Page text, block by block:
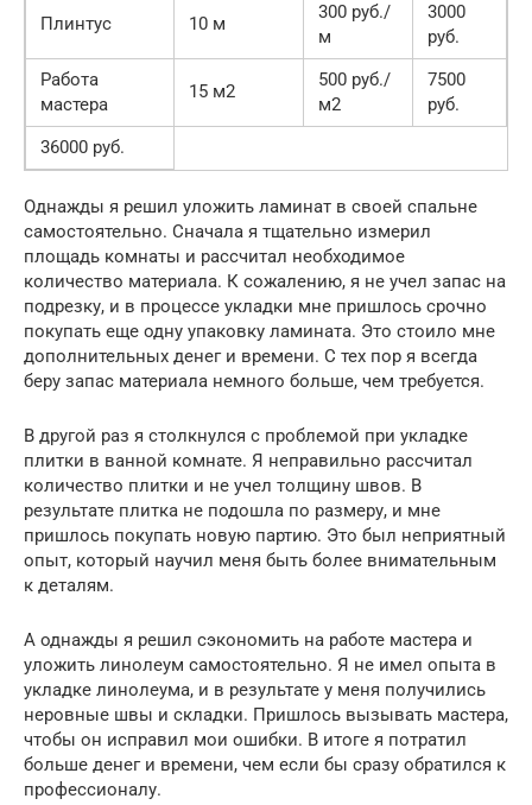
Плинтус 10 м
300 руб./
м
3000
руб.
Работа
мастера
15 м2
500 руб./
м2
7500
руб.
36000 руб.
Однажды я решил уложить ламинат в своей спальне
самостоятельно. Сначала я тщательно измерил
площадь комнаты и рассчитал необходимое
количество материала. К сожалению, я не учел запас на
подрезку, и в процессе укладки мне пришлось срочно
покупать еще одну упаковку ламината. Это стоило мне
дополнительных денег и времени. С тех пор я всегда
беру запас материала немного больше, чем требуется.
В другой раз я столкнулся с проблемой при укладке
плитки в ванной комнате. Я неправильно рассчитал
количество плитки и не учел толщину швов. В
результате плитка не подошла по размеру, и мне
пришлось покупать новую партию. Это был неприятный
опыт, который научил меня быть более внимательным
к деталям.
А однажды я решил сэкономить на работе мастера и
уложить линолеум самостоятельно. Я не имел опыта в
укладке линолеума, и в результате у меня получились
неровные швы и складки. Пришлось вызывать мастера,
чтобы он исправил мои ошибки. В итоге я потратил
больше денег и времени, чем если бы сразу обратился к
профессионалу.